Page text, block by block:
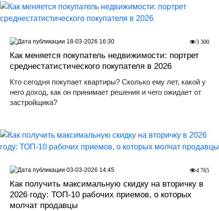
Как меняется покупатель недвижимости: портрет
среднестатистического покупателя в 2026
Кто сегодня покупает квартиры? Сколько ему лет, какой у
него доход, как он принимает решения и чего ожидает от
застройщика?
3 300
18-03-2026 16:30
Как получить максимальную скидку на вторичку в
2026 году: ТОП-10 рабочих приемов, о которых
молчат продавцы
4 765
03-03-2026 14:45